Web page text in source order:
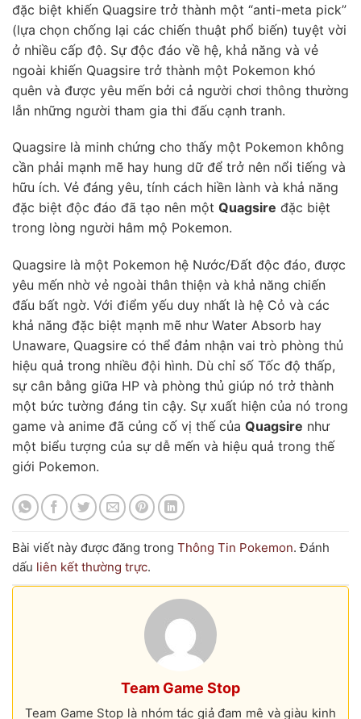
đặc biệt khiến Quagsire trở thành một “anti-meta pick”
(lựa chọn chống lại các chiến thuật phổ biến) tuyệt vời
ở nhiều cấp độ. Sự độc đáo về hệ, khả năng và vẻ
ngoài khiến Quagsire trở thành một Pokemon khó
quên và được yêu mến bởi cả người chơi thông thường
lẫn những người tham gia thi đấu cạnh tranh.
Quagsire là minh chứng cho thấy một Pokemon không
cần phải mạnh mẽ hay hung dữ để trở nên nổi tiếng và
hữu ích. Vẻ đáng yêu, tính cách hiền lành và khả năng
đặc biệt độc đáo đã tạo nên một Quagsire đặc biệt
trong lòng người hâm mộ Pokemon.
Quagsire là một Pokemon hệ Nước/Đất độc đáo, được
yêu mến nhờ vẻ ngoài thân thiện và khả năng chiến
đấu bất ngờ. Với điểm yếu duy nhất là hệ Cỏ và các
khả năng đặc biệt mạnh mẽ như Water Absorb hay
Unaware, Quagsire có thể đảm nhận vai trò phòng thủ
hiệu quả trong nhiều đội hình. Dù chỉ số Tốc độ thấp,
sự cân bằng giữa HP và phòng thủ giúp nó trở thành
một bức tường đáng tin cậy. Sự xuất hiện của nó trong
game và anime đã củng cố vị thế của Quagsire như
một biểu tượng của sự dễ mến và hiệu quả trong thế
giới Pokemon.
Bài viết này được đăng trong Thông Tin Pokemon. Đánh
dấu liên kết thường trực.
Team Game Stop
Team Game Stop là nhóm tác giả đam mê và giàu kinh